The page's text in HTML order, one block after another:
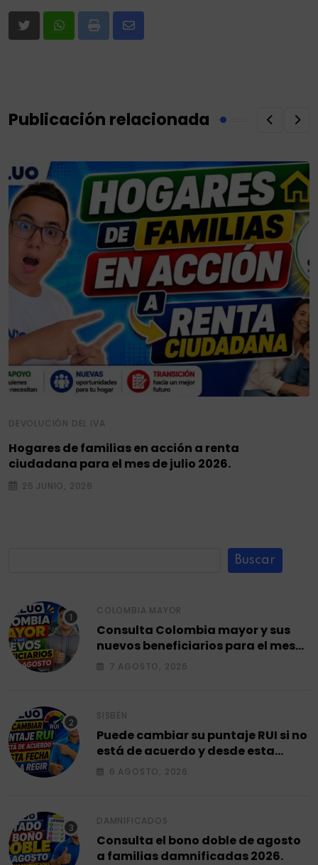
Print
Share
Publicación relacionada
DEVOLUCIÓN DEL IVA
Hogares de familias en acción a renta
ciudadana para el mes de julio 2026.
25 JUNIO, 2026
Buscar
COLOMBIA MAYOR
Consulta Colombia mayor y sus
nuevos beneficiarios para el mes
de agosto 2026.
7 AGOSTO, 2026
SISBÉN
Puede cambiar su puntaje RUI si no
está de acuerdo y desde esta
fecha empieza a regir en el 2026.
6 AGOSTO, 2026
DAMNIFICADOS
Consulta el bono doble de agosto
a familias damnificadas 2026.